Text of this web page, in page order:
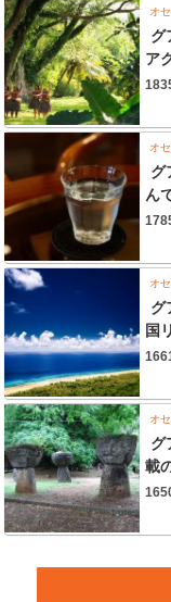
オ
グ
ア
オ
グ
ん
オ
グ
国
オ
グ
載